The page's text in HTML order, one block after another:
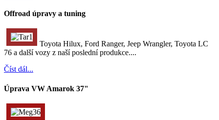
Offroad úpravy a tuning
Toyota Hilux, Ford Ranger, Jeep Wrangler, Toyota LC
76 a další vozy z naší poslední produkce....
Číst dál...
Úprava VW Amarok 37"